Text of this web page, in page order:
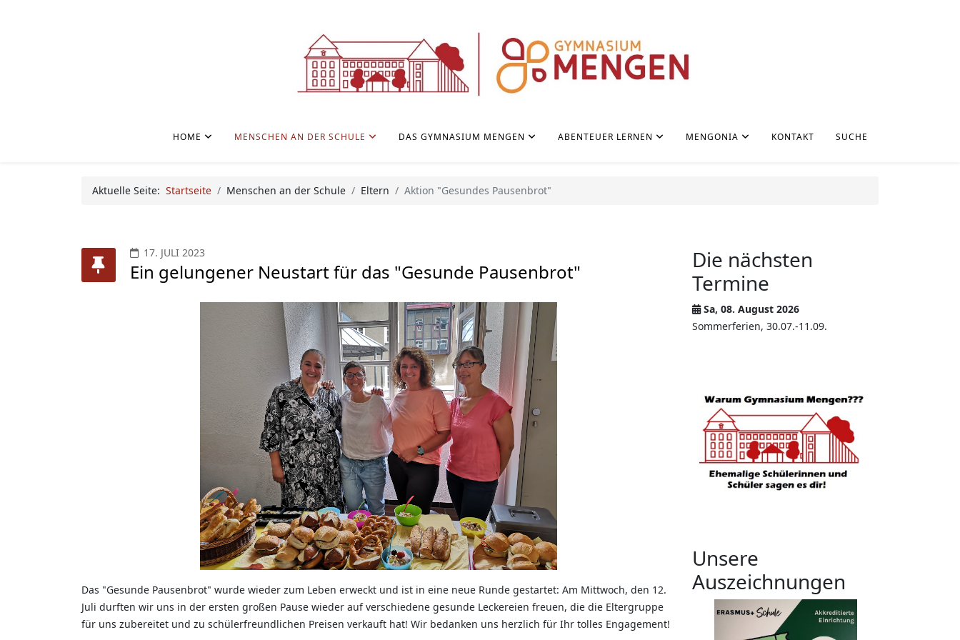
HOME MENSCHEN AN DER SCHULE DAS GYMNASIUM MENGEN ABENTEUER LERNEN MENGONIA KONTAKT SUCHE
Aktuelle Seite: Startseite Menschen an der Schule Eltern Aktion "Gesundes Pausenbrot"
17. JULI 2023
Ein gelungener Neustart für das "Gesunde Pausenbrot"
Das "Gesunde Pausenbrot" wurde wieder zum Leben erweckt und ist in eine neue Runde gestartet: Am Mittwoch, den 12.
Juli durften wir uns in der ersten großen Pause wieder auf verschiedene gesunde Leckereien freuen, die die Eltergruppe
für uns zubereitet und zu schülerfreundlichen Preisen verkauft hat! Wir bedanken uns herzlich für Ihr tolles Engagement!
Die nächsten
Termine
Sa, 08. August 2026
Sommerferien, 30.07.-11.09.
Unsere
Auszeichnungen